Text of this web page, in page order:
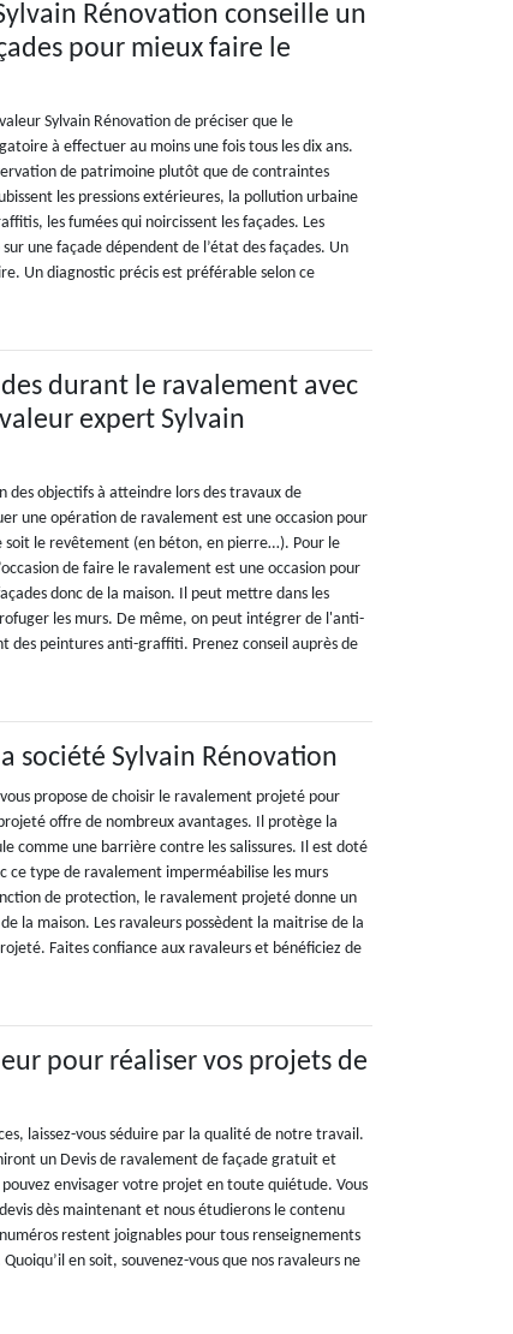
Rénovation conseille un
pour mieux faire le
Sylvain Rénovation de préciser que le
à effectuer au moins une fois tous les dix ans.
de patrimoine plutôt que de contraintes
les pressions extérieures, la pollution urbaine
les fumées qui noircissent les façades. Les
une façade dépendent de l’état des façades. Un
Un diagnostic précis est préférable selon ce
durant le ravalement avec
expert Sylvain
des objectifs à atteindre lors des travaux de
une opération de ravalement est une occasion pour
soit le revêtement (en béton, en pierre…). Pour le
de faire le ravalement est une occasion pour
donc de la maison. Il peut mettre dans les
les murs. De même, on peut intégrer de l'anti-
des peintures anti-graffiti. Prenez conseil auprès de
société Sylvain Rénovation
propose de choisir le ravalement projeté pour
offre de nombreux avantages. Il protège la
comme une barrière contre les salissures. Il est doté
ce type de ravalement imperméabilise les murs
de protection, le ravalement projeté donne un
la maison. Les ravaleurs possèdent la maitrise de la
Faites confiance aux ravaleurs et bénéficiez de
pour réaliser vos projets de
laissez-vous séduire par la qualité de notre travail.
un Devis de ravalement de façade gratuit et
envisager votre projet en toute quiétude. Vous
dès maintenant et nous étudierons le contenu
restent joignables pour tous renseignements
en soit, souvenez-vous que nos ravaleurs ne